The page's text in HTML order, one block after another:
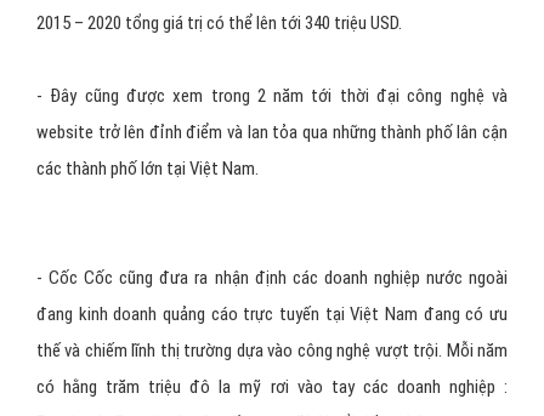
2015 – 2020 tổng giá trị có thể lên tới 340 triệu USD.
- Đây cũng được xem trong 2 năm tới thời đại công nghệ và
website trở lên đỉnh điểm và lan tỏa qua những thành phố lân cận
các thành phố lớn tại Việt Nam.
- Cốc Cốc cũng đưa ra nhận định các doanh nghiệp nước ngoài
đang kinh doanh quảng cáo trực tuyến tại Việt Nam đang có ưu
thế và chiếm lĩnh thị trường dựa vào công nghệ vượt trội. Mỗi năm
có hằng trăm triệu đô la mỹ rơi vào tay các doanh nghiệp :